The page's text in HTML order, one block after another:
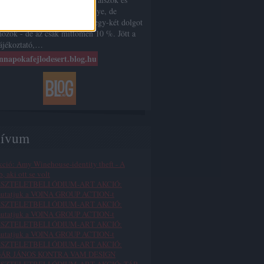
éjjel dolgozok" következménye, de
Ha nem is mindent - egy-két dolgot
- de az csak mittomén 10 %. Jött a
Amy Winehouse-identity theft - A
aki ott se volt
ÓDIUM-ART AKCIÓ:
a VOINA GROUP ACTION-t
ÓDIUM-ART AKCIÓ:
a VOINA GROUP ACTION-t
ÓDIUM-ART AKCIÓ:
a VOINA GROUP ACTION-t
ÓDIUM-ART AKCIÓ:
JÁNOS KONTRA VAM DESIGN